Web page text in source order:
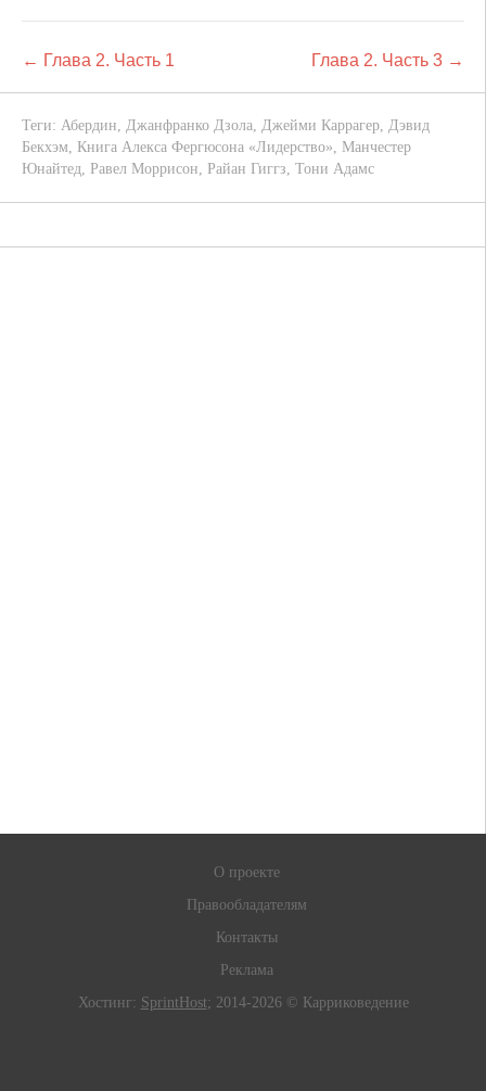
← Глава 2. Часть 1 Глава 2. Часть 3 →
Теги: Абердин, Джанфранко Дзола, Джейми Каррагер, Дэвид
Бекхэм, Книга Алекса Фергюсона «Лидерство», Манчестер
Юнайтед, Равел Моррисон, Райан Гиггз, Тони Адамс
О проекте
Правообладателям
Контакты
Реклама
Хостинг: SprintHost; 2014-2026 © Карриковедение